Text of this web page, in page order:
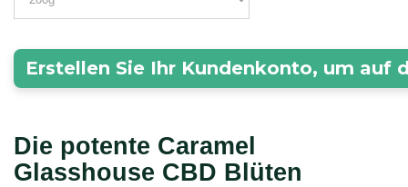
Erstellen Sie Ihr Kundenkonto, um auf
Die potente Caramel
Glasshouse CBD Blüten